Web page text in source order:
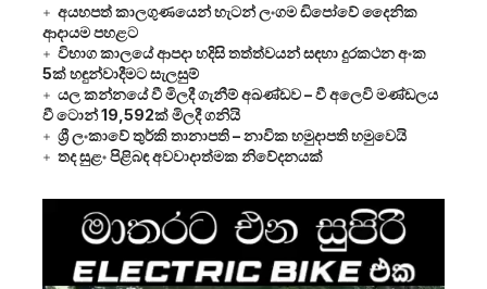
අයහපත් කාලගුණයෙන් හැටන් ලංගම ඩිපෝවේ දෛනික
ආදායම පහළට
විභාග කාලයේ ආපදා හදිසි තත්ත්වයන් සඳහා දුරකථන අංක
5ක් හඳුන්වාදීමට සැලසුම්
යල කන්නයේ වී මිලදී ගැනීම් අඛණ්ඩව – වී අලෙවි මණ්ඩලය
වී ටොන් 19,592ක් මිලදී ගනියි
ශ්‍රී ලංකාවේ තුර්කි තානාපති – නාවික හමුදාපති හමුවෙයි
තද සුළං පිළිබඳ අවවාදාත්මක නිවේදනයක්
Player